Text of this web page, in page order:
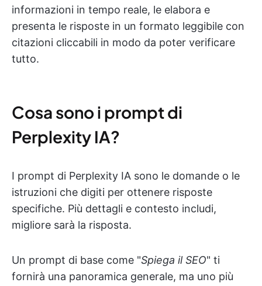
informazioni in tempo reale, le elabora e
presenta le risposte in un formato leggibile con
citazioni cliccabili in modo da poter verificare
tutto.
Cosa sono i prompt di
Perplexity IA?
I prompt di Perplexity IA sono le domande o le
istruzioni che digiti per ottenere risposte
specifiche. Più dettagli e contesto includi,
migliore sarà la risposta.
Un prompt di base come "Spiega il SEO" ti
fornirà una panoramica generale, ma uno più